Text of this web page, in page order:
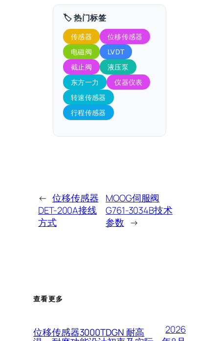
🏷️ 热门标签
传感器
位移传感器
电磁阀
LVDT
截止阀
液压泵
东方一力
仪器仪表
转速传感器
行程传感器
← 位移传感器
DET-200A接线
方式
MOOG伺服阀
G761-3034B技术
参数 →
查看更多
位移传感器3000TDGN 耐高
2026